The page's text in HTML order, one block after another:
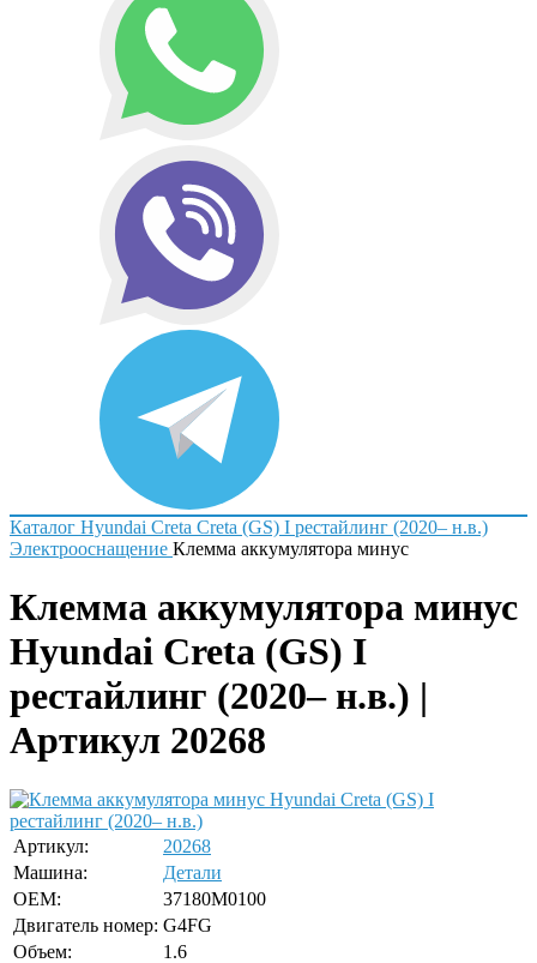
Каталог Hyundai Creta Creta (GS) I рестайлинг (2020– н.в.)
Электрооснащение Клемма аккумулятора минус
Клемма аккумулятора минус
Hyundai Creta (GS) I
рестайлинг (2020– н.в.) |
Артикул 20268
Артикул:
20268
Машина:
Детали
OEM:
37180M0100
Двигатель номер: G4FG
Объем:
1.6